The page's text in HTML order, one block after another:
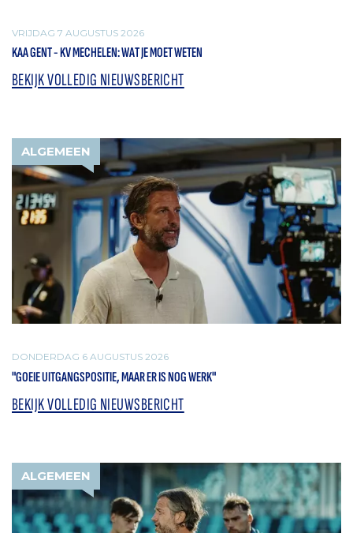
VRIJDAG 7 AUGUSTUS 2026
KAA GENT - KV MECHELEN: WAT JE MOET WETEN
BEKIJK VOLLEDIG NIEUWSBERICHT
ALGEMEEN
DONDERDAG 6 AUGUSTUS 2026
"GOEIE UITGANGSPOSITIE, MAAR ER IS NOG WERK"
BEKIJK VOLLEDIG NIEUWSBERICHT
ALGEMEEN